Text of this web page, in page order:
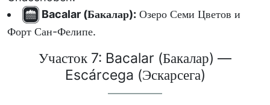
Bacalar (Бакалар): Озеро Семи Цветов и
Форт Сан-Фелипе.
Участок 7: Bacalar (Бакалар) —
Escárcega (Эскарсега)